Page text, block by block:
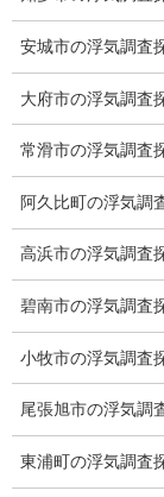
愛知県名古屋市中
ベストビル6B
子供のお迎え、パ
愛知県内でご面談
ださい。
安城市の浮気調査
大府市の浮気調査
常滑市の浮気調査
阿久比町の浮気調
高浜市の浮気調査
碧南市の浮気調査
小牧市の浮気調査
尾張旭市の浮気調
東浦町の浮気調査